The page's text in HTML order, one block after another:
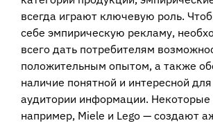
всегда играют ключевую роль.
себе эмпирическую рекламу,
всего дать потребителям
положительным опытом, а также
наличие понятной и интересной
аудитории информации.
например, Miele и Lego — создают